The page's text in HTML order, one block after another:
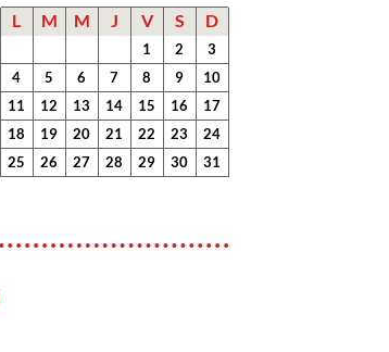
L M M J V S D
1 2
3
4
5 6 7 8 9
10
11
12 13 14 15 16
17
18
19 20 21 22 23
24
25
26 27 28 29 30 31